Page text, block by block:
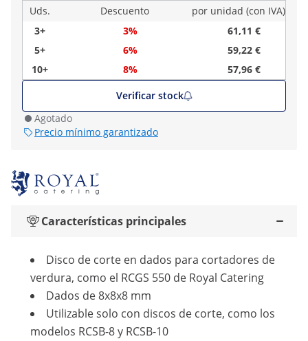
Uds.
Descuento
por unidad (con IVA)
3+
3%
61,11 €
5+
6%
59,22 €
10+
8%
57,96 €
Verificar stock
Agotado
Precio mínimo garantizado
Características principales
Disco de corte en dados para cortadores de
verdura, como el RCGS 550 de Royal Catering
Dados de 8x8x8 mm
Utilizable solo con discos de corte, como los
modelos RCSB-8 y RCSB-10